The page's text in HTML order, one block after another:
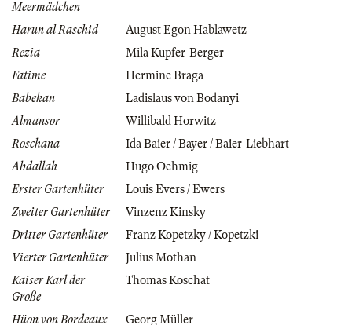
Meermädchen
Harun al Raschid
August Egon Hablawetz
Rezia
Mila Kupfer-Berger
Fatime
Hermine Braga
Babekan
Ladislaus von Bodanyi
Almansor
Willibald Horwitz
Roschana
Ida Baier / Bayer / Baier-Liebhart
Abdallah
Hugo Oehmig
Erster Gartenhüter
Louis Evers / Ewers
Zweiter Gartenhüter
Vinzenz Kinsky
Dritter Gartenhüter
Franz Kopetzky / Kopetzki
Vierter Gartenhüter
Julius Mothan
Kaiser Karl der
Große
Thomas Koschat
Hüon von Bordeaux Georg Müller